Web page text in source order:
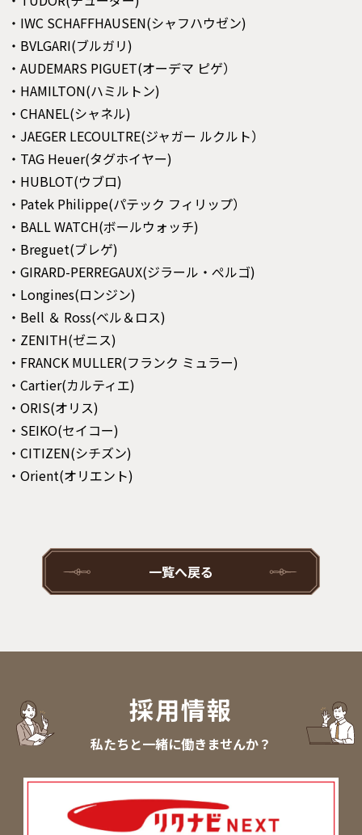
・IWC SCHAFFHAUSEN(シャフハウゼン)
・BVLGARI(ブルガリ)
・AUDEMARS PIGUET(オーデマ ピゲ）
・HAMILTON(ハミルトン)
・CHANEL(シャネル)
・JAEGER LECOULTRE(ジャガー ルクルト）
・TAG Heuer(タグホイヤー)
・HUBLOT(ウブロ)
・Patek Philippe(パテック フィリップ）
・BALL WATCH(ボールウォッチ)
・Breguet(ブレゲ)
・GIRARD-PERREGAUX(ジラール・ぺルゴ)
・Longines(ロンジン)
・Bell ＆ Ross(ベル＆ロス)
・ZENITH(ゼニス)
・FRANCK MULLER(フランク ミュラー)
・Cartier(カルティエ)
・ORIS(オリス)
・SEIKO(セイコー)
・CITIZEN(シチズン)
・Orient(オリエント)
一覧へ戻る
採用情報
私たちと一緒に働きませんか？